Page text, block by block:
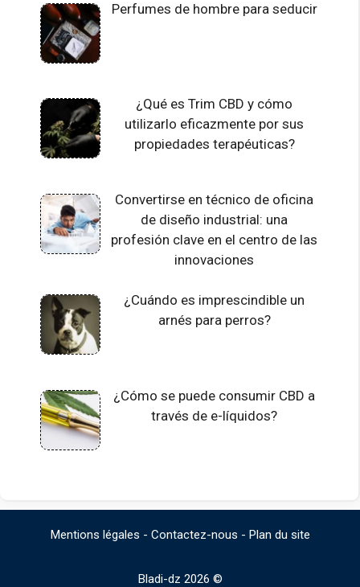
Perfumes de hombre para seducir
¿Qué es Trim CBD y cómo
utilizarlo eficazmente por sus
propiedades terapéuticas?
Convertirse en técnico de oficina
de diseño industrial: una
profesión clave en el centro de las
innovaciones
¿Cuándo es imprescindible un
arnés para perros?
¿Cómo se puede consumir CBD a
través de e-líquidos?
Mentions légales - Contactez-nous - Plan du site
Bladi-dz 2026 ©